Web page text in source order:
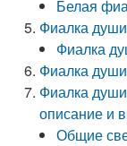
Белая
Фиалка
Фиалка
Фиалка
Фиалка
описание и
Общие